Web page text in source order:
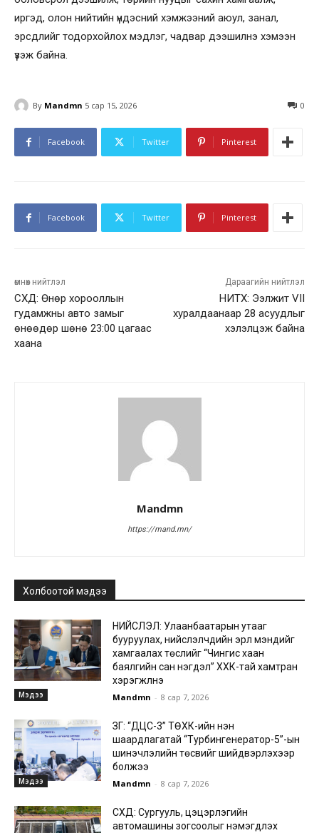
иргэд, олон нийтийн үндэсний хэмжээний аюул, занал,
эрсдлийг тодорхойлох мэдлэг, чадвар дээшилнэ хэмээн
үзэж байна.
By Mandmn 5 сар 15, 2026 0
Facebook Twitter Pinterest
Facebook Twitter Pinterest
өмнөх нийтлэл
СХД: Өнөр хорооллын
гудамжны авто замыг
өнөөдөр шөнө 23:00 цагаас
хаана
Дараагийн нийтлэл
НИТХ: Ээлжит VII
хуралдаанаар 28 асуудлыг
хэлэлцэж байна
Mandmn
https://mand.mn/
Холбоотой мэдээ
Мэдээ
НИЙСЛЭЛ: Улаанбаатарын утааг
бууруулах, нийслэлчүүдийн эрүүл мэндийг
хамгаалах төслийг “Чингис хаан
баялгийн сан нэгдэл” ХХК-тай хамтран
хэрэгжүүлнэ
Mandmn - 8 сар 7, 2026
Мэдээ
ЗГ: “ДЦС-3” ТӨХК-ийн нэн
шаардлагатай “Турбингенератор-5”-ын
шинэчлэлийн төсвийг шийдвэрлэхээр
болжээ
Mandmn - 8 сар 7, 2026
СХД: Сургууль, цэцэрлэгийн
автомашины зогсоолыг нэмэгдүүлэх